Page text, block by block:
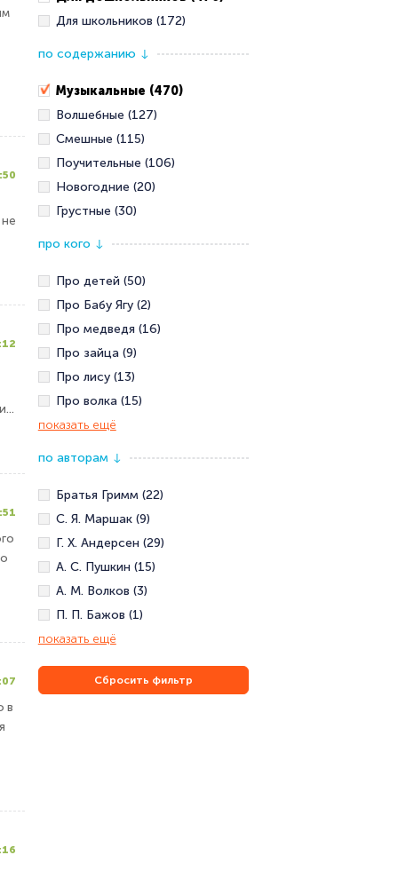
в
Для школьников (172)
по содержанию ↓
Музыкальные (470)
Волшебные (127)
Смешные (115)
Поучительные (106)
Новогодние (20)
Грустные (30)
про кого ↓
Про детей (50)
Про Бабу Ягу (2)
Про медведя (16)
Про зайца (9)
Про лису (13)
Про волка (15)
показать ещё
по авторам ↓
Братья Гримм (22)
С. Я. Маршак (9)
Г. Х. Андерсен (29)
А. С. Пушкин (15)
А. М. Волков (3)
П. П. Бажов (1)
показать ещё
Сбросить фильтр